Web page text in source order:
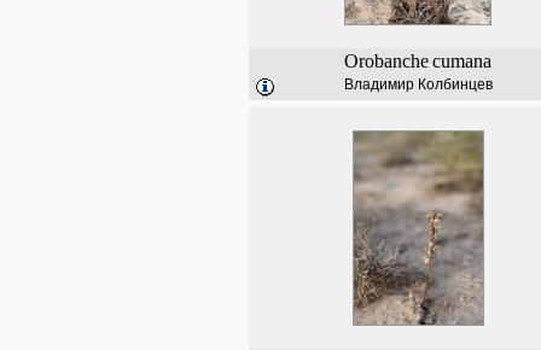
Orobanchecumana
Владимир Колбинцев